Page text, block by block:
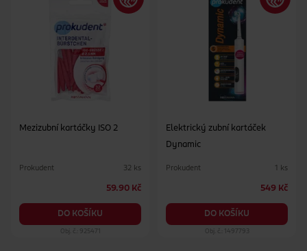
Mezizubní kartáčky ISO 2
Prokudent 32 ks
59.90 Kč
DO KOŠÍKU
Obj. č.: 925471
Elektrický zubní kartáček
Dynamic
Prokudent 1 ks
549 Kč
DO KOŠÍKU
Obj. č.: 1497793